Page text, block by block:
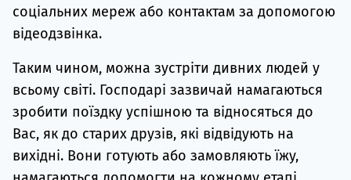
соціальних мереж або контактам за допомогою
відеодзвінка.
Таким чином, можна зустріти дивних людей у
всьому світі. Господарі зазвичай намагаються
зробити поїздку успішною та відносяться до
Вас, як до старих друзів, які відвідують на
вихідні. Вони готують або замовляють їжу,